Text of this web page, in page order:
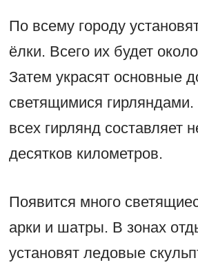
По всему городу
ёлки. Всего их будет
Затем украсят основные
светящимися
всех гирлянд составляет
десятков километров.
Появится много
арки и шатры. В зонах
установят ледовые